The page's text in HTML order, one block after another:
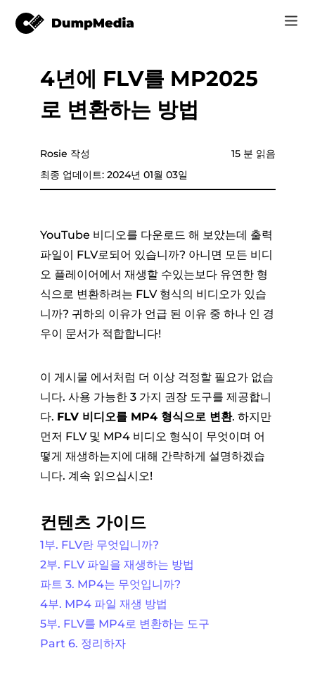
Video
Spotify mp3로
유튜브 뮤직 MP3
애플 뮤직에 MP3
스노에 MP3
스토어
고객 지원
로그인
4년에 FLV를 MP2025
로 변환하는 방법
Rosie 작성
최종 업데이트: 2024년 01월 03일
15 분 읽음
YouTube 비디오를 다운로드 해 보았는데 출력
파일이 FLV로되어 있습니까? 아니면 모든 비디
오 플레이어에서 재생할 수있는보다 유연한 형
식으로 변환하려는 FLV 형식의 비디오가 있습
니까? 귀하의 이유가 언급 된 이유 중 하나 인 경
우이 문서가 적합합니다!
이 게시물 에서처럼 더 이상 걱정할 필요가 없습
니다. 사용 가능한 3 가지 권장 도구를 제공합니
다. FLV 비디오를 MP4 형식으로 변환. 하지만
먼저 FLV 및 MP4 비디오 형식이 무엇이며 어
떻게 재생하는지에 대해 간략하게 설명하겠습
니다. 계속 읽으십시오!
컨텐츠 가이드
1부. FLV란 무엇입니까?
2부. FLV 파일을 재생하는 방법
파트 3. MP4는 무엇입니까?
4부. MP4 파일 재생 방법
5부. FLV를 MP4로 변환하는 도구
Part 6. 정리하자